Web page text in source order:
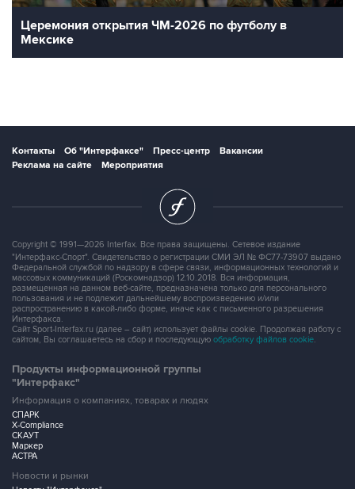
Церемония открытия ЧМ-2026 по футболу в
Мексике
Контакты Об "Интерфаксе" Пресс-центр
Вакансии
Реклама на сайте
Мероприятия
Copyright © 1991—2026 Interfax. Все права защищены. Сетевое издание
"Интерфакс-Спорт". Свидетельство о регистрации СМИ ЭЛ № ФС77-73907 выдано
Федеральной службой по надзору в сфере связи, информационных технологий и
массовых коммуникаций (Роскомнадзор) 12.10.2018. Вся информация,
размещенная на данном веб-сайте, предназначена только для персонального
пользования и не подлежит дальнейшему воспроизведению и/или
распространению в какой-либо форме, иначе как с письменного разрешения
Интерфакса.
Сайт Sport-Interfax.ru (далее – сайт) использует файлы cookie. Продолжая работу с
сайтом, Вы соглашаетесь на сбор и последующую обработку файлов cookie.
Продукты информационной группы
"Интерфакс"
Информация о компаниях, товарах и людях
СПАРК
X-Compliance
СКАУТ
Маркер
АСТРА
Новости и рынки